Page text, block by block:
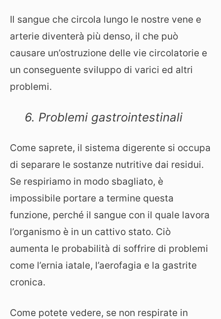
Il sangue che circola lungo le nostre vene e
arterie diventerà più denso, il che può
causare un’ostruzione delle vie circolatorie e
un conseguente sviluppo di varici ed altri
problemi.
6. Problemi gastrointestinali
Come saprete, il sistema digerente si occupa
di separare le sostanze nutritive dai residui.
Se respiriamo in modo sbagliato, è
impossibile portare a termine questa
funzione, perché il sangue con il quale lavora
l’organismo è in un cattivo stato. Ciò
aumenta le probabilità di soffrire di problemi
come l’ernia iatale, l’aerofagia e la gastrite
cronica.
Come potete vedere, se non respirate in